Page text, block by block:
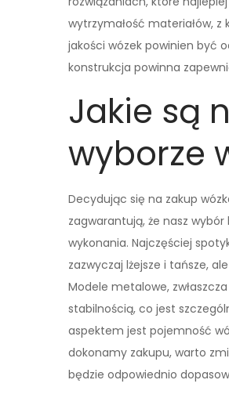
wytrzymałość materiałów,
jakości wózek powinien być
konstrukcja powinna
Jakie są
wyborze
Decydując się na zakup
zagwarantują, że nasz
wykonania. Najczęściej
zazwyczaj lżejsze i tańsze,
Modele metalowe,
stabilnością, co jest
aspektem jest pojemność
dokonamy zakupu, warto
będzie odpowiednio